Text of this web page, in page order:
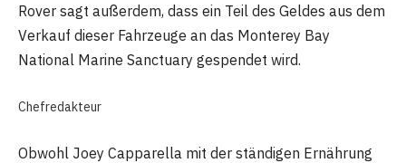
Rover sagt außerdem, dass ein Teil des Geldes aus dem
Verkauf dieser Fahrzeuge an das Monterey Bay
National Marine Sanctuary gespendet wird.
Chefredakteur
Obwohl Joey Capparella mit der ständigen Ernährung